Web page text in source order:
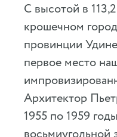
С высотой в
крошечном
провинции
первое место
Архитектор
1955 по 1959